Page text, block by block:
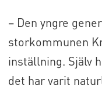
– Den yngre
storkommunen
inställning. Själv
det har varit